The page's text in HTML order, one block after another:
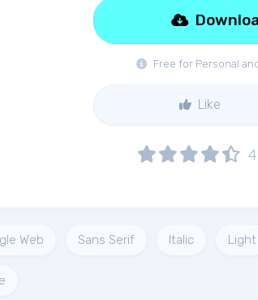
Free for Personal
Like
Web Sans Serif Italic Light